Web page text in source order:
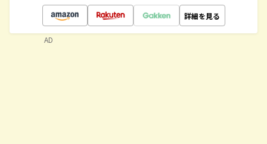
詳細を見る
AD